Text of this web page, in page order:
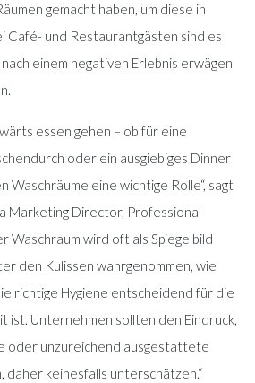
gemacht haben, um diese in
Café- und Restaurantgästen sind es
einem negativen Erlebnis erwägen
essen gehen – ob für eine
oder ein ausgiebiges Dinner
Waschräume eine wichtige Rolle“, sagt
Marketing Director, Professional
Waschraum wird oft als Spiegelbild
den Kulissen wahrgenommen, wie
richtige Hygiene entscheidend für die
ist. Unternehmen sollten den Eindruck,
oder unzureichend ausgestattete
keinesfalls unterschätzen.“